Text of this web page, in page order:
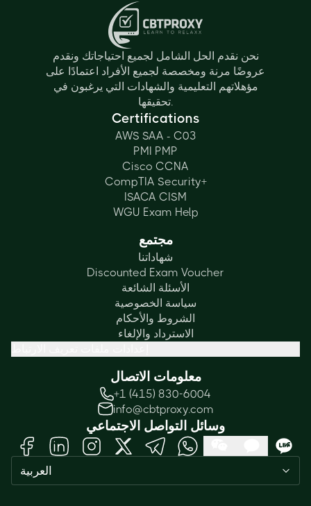
نحن نقدم الحل الشامل لجميع احتياجاتك ونقدم
عروضًا مرنة ومخصصة لجميع الأفراد اعتمادًا على
مؤهلاتهم التعليمية والشهادات التي يرغبون في
تحقيقها.
Certifications
AWS SAA - C03
PMI PMP
Cisco CCNA
CompTIA Security+
ISACA CISM
WGU Exam Help
مجتمع
شهاداتنا
Discounted Exam Voucher
الأسئلة الشائعة
سياسة الخصوصية
الشروط والأحكام
الاسترداد والإلغاء
معلومات الاتصال
+1 (415) 830-6004
info@cbtproxy.com
وسائل التواصل الاجتماعي
العربية